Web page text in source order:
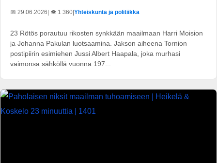
📅 29.06.2026 | 👁️ 1 360 Yhteiskunta ja politiikka
23 Rötös porautuu rikosten synkkään maailmaan Harri Moision
ja Johanna Pakulan luotsaamina. Jakson aiheena Tornion
postipiirin esimiehen Jussi Albert Haapala, joka murhasi
vaimonsa sähköllä vuonna 197...